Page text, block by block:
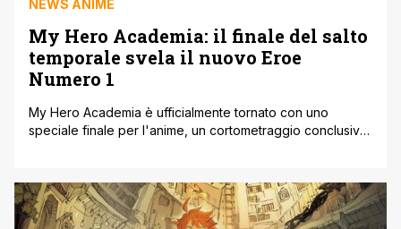
NEWS ANIME
My Hero Academia: il finale del salto
temporale svela il nuovo Eroe
Numero 1
My Hero Academia è ufficialmente tornato con uno
speciale finale per l'anime, un cortometraggio conclusivo,
futuro. My Hero Academia ha dato il via alle celebrazioni
per il decimo anniversario dal debutto dell'anime
quest'anno, e per [']